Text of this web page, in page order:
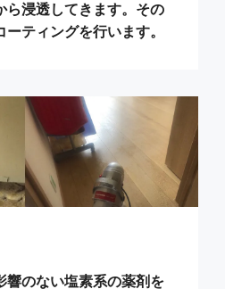
ら浸透してきます。その
ティングを行います。
響のない塩素系の薬剤を